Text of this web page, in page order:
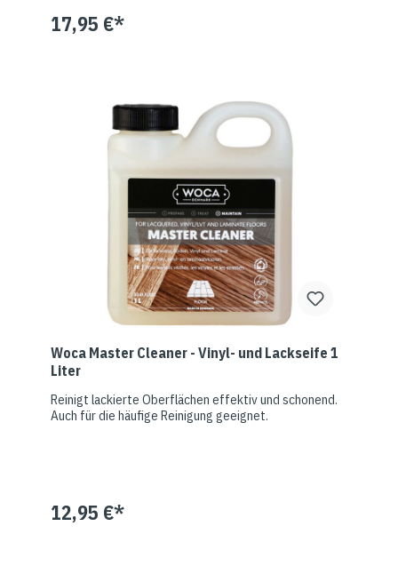
17,95 €*
Woca Master Cleaner - Vinyl- und Lackseife 1
Liter
Reinigt lackierte Oberflächen effektiv und schonend.
Auch für die häufige Reinigung geeignet.
12,95 €*